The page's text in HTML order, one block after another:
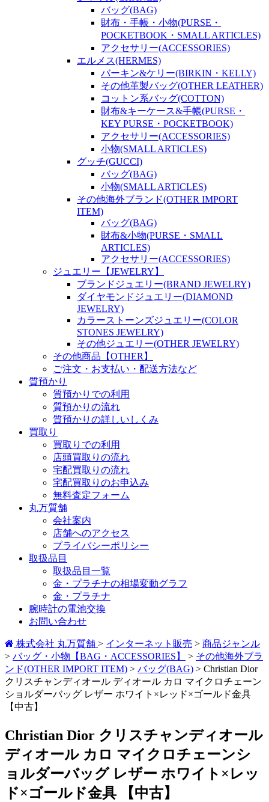
バッグ(BAG)
財布・手帳・小物(PURSE・
POCKETBOOK・SMALL ARTICLES)
アクセサリー(ACCESSORIES)
エルメス(HERMES)
バーキン&ケリー(BIRKIN・KELLY)
その他革製バッグ(OTHER LEATHER)
コットン系バッグ(COTTON)
財布&キーケース&手帳(PURSE・
KEY PURSE・POCKETBOOK)
アクセサリー(ACCESSORIES)
小物(SMALL ARTICLES)
グッチ(GUCCI)
バッグ(BAG)
小物(SMALL ARTICLES)
その他海外ブランド(OTHER IMPORT
ITEM)
バッグ(BAG)
財布&小物(PURSE・SMALL
ARTICLES)
アクセサリー(ACCESSORIES)
ジュエリー【JEWELRY】
ブランドジュエリー(BRAND JEWELRY)
ダイヤモンドジュエリー(DIAMOND
JEWELRY)
カラーストーンズジュエリー(COLOR
STONES JEWELRY)
その他ジュエリー(OTHER JEWELRY)
その他商品【OTHER】
ご注文・お支払い・配送方法など
質預かり
質預かりでの利用
質預かりの流れ
質預かりの詳しいしくみ
買取り
買取りでの利用
店頭買取りの流れ
宅配買取りの流れ
宅配買取りのお申込み
無料査定フォーム
丸万質舗
会社案内
店舗へのアクセス
プライバシーポリシー
取扱品目
取扱品目一覧
金・プラチナの相場変動グラフ
金・プラチナ
腕時計の電池交換
お問い合わせ
株式会社 丸万質舗 > インターネット販売 > 商品ジャンル
> バッグ・小物【BAG・ACCESSORIES】 > その他海外ブラ
ンド(OTHER IMPORT ITEM) > バッグ(BAG) > Christian Dior
クリスチャンディオール ディオール カロ マイクロチェーン
ショルダーバッグ レザー ホワイト×レッド×ゴールド金具
【中古】
Christian Dior クリスチャンディオール
ディオール カロ マイクロチェーンシ
ョルダーバッグ レザー ホワイト×レッ
ド×ゴールド金具 【中古】